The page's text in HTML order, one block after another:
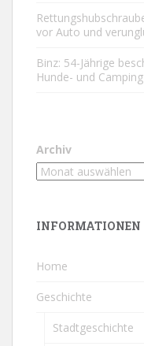
vor Auto und
Binz: 54-Jährige
Hunde- und
Archiv
INFORMATIONEN
Home
Geschichte
Stadtgeschichte